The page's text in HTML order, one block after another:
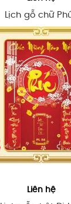
Lịch gỗ chữ
Liên hệ